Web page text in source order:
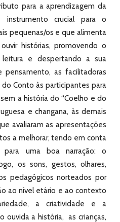
para a aprendizagem da
crucial para o
pequenas/os e que alimenta
histórias, promovendo o
e despertando a sua
pensamento, as facilitadoras
Conto às participantes para
a história do “Coelho e do
e changana, às demais
avaliaram as apresentações
a melhorar, tendo em conta
para uma boa narração: o
os sons, gestos, olhares,
pedagógicos norteados por
ao nível etário e ao contexto
a criatividade e a
ouvida a história, as crianças,